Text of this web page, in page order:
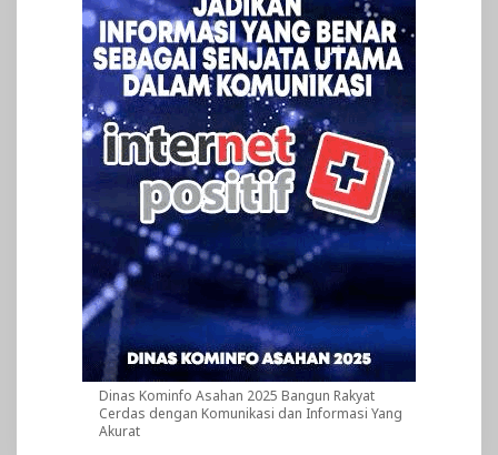
Dinas Kominfo Asahan 2025 Bangun Rakyat
Cerdas dengan Komunikasi dan Informasi Yang
Akurat